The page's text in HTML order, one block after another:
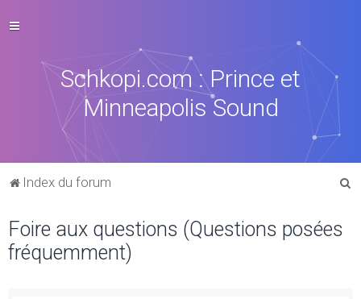
Schkopi.com : Prince et
Minneapolis Sound
Index du forum
Foire aux questions (Questions posées
fréquemment)